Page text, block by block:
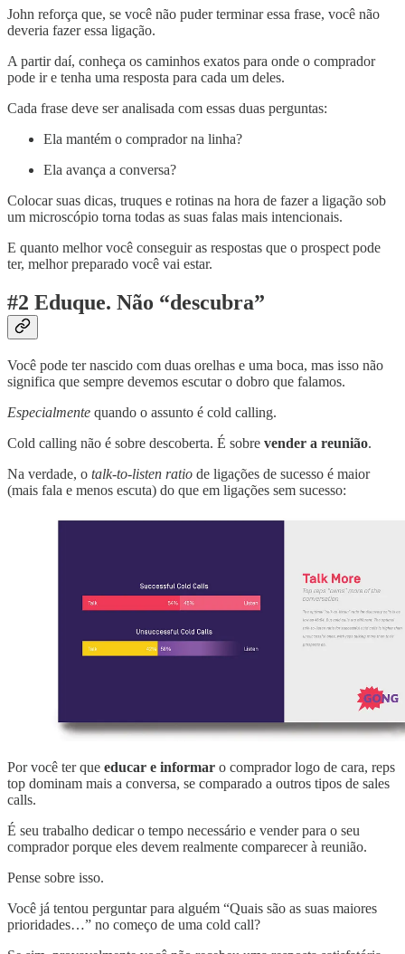
John reforça que, se você não puder terminar essa frase, você não
deveria fazer essa ligação.
A partir daí, conheça os caminhos exatos para onde o comprador
pode ir e tenha uma resposta para cada um deles.
Cada frase deve ser analisada com essas duas perguntas:
Ela mantém o comprador na linha?
Ela avança a conversa?
Colocar suas dicas, truques e rotinas na hora de fazer a ligação sob
um microscópio torna todas as suas falas mais intencionais.
E quanto melhor você conseguir as respostas que o prospect pode
ter, melhor preparado você vai estar.
#2 Eduque. Não “descubra”
Você pode ter nascido com duas orelhas e uma boca, mas isso não
significa que sempre devemos escutar o dobro que falamos.
Especialmente quando o assunto é cold calling.
Cold calling não é sobre descoberta. É sobre vender a reunião.
Na verdade, o talk-to-listen ratio de ligações de sucesso é maior
(mais fala e menos escuta) do que em ligações sem sucesso:
Por você ter que educar e informar o comprador logo de cara, reps
top dominam mais a conversa, se comparado a outros tipos de sales
calls.
É seu trabalho dedicar o tempo necessário e vender para o seu
comprador porque eles devem realmente comparecer à reunião.
Pense sobre isso.
Você já tentou perguntar para alguém “Quais são as suas maiores
prioridades…” no começo de uma cold call?